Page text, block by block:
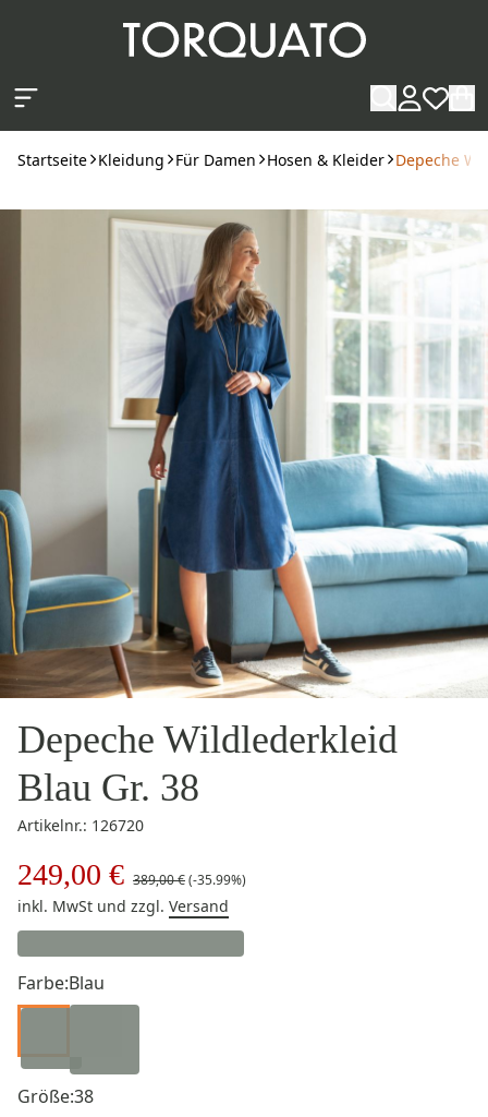
Startseite Kleidung Für Damen Hosen & Kleider Depeche
Depeche Wildlederkleid
Blau Gr. 38
Artikelnr.: 126720
249,00 € 389,00 €(-35.99%)
inkl. MwSt und zzgl. Versand
Farbe:Blau
Größe:38